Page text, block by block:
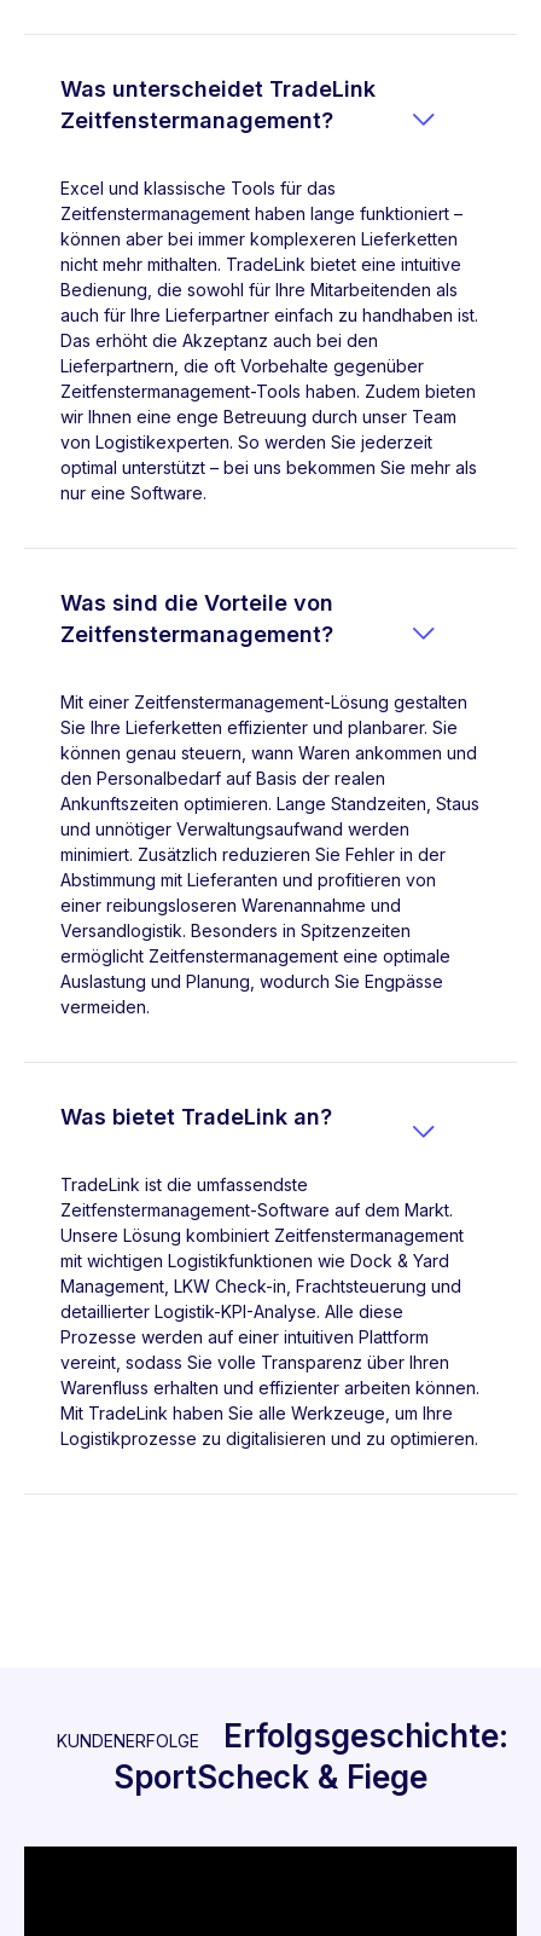
Was unterscheidet TradeLink
Zeitfenstermanagement?

Excel und klassische Tools für das
Zeitfenstermanagement haben lange funktioniert –
können aber bei immer komplexeren Lieferketten
nicht mehr mithalten. TradeLink bietet eine intuitive
Bedienung, die sowohl für Ihre Mitarbeitenden als
auch für Ihre Lieferpartner einfach zu handhaben ist.
Das erhöht die Akzeptanz auch bei den
Lieferpartnern, die oft Vorbehalte gegenüber
Zeitfenstermanagement-Tools haben. Zudem bieten
wir Ihnen eine enge Betreuung durch unser Team
von Logistikexperten. So werden Sie jederzeit
optimal unterstützt – bei uns bekommen Sie mehr als
nur eine Software.
Was sind die Vorteile von
Zeitfenstermanagement?

Mit einer Zeitfenstermanagement-Lösung gestalten
Sie Ihre Lieferketten effizienter und planbarer. Sie
können genau steuern, wann Waren ankommen und
den Personalbedarf auf Basis der realen
Ankunftszeiten optimieren. Lange Standzeiten, Staus
und unnötiger Verwaltungsaufwand werden
minimiert. Zusätzlich reduzieren Sie Fehler in der
Abstimmung mit Lieferanten und profitieren von
einer reibungsloseren Warenannahme und
Versandlogistik. Besonders in Spitzenzeiten
ermöglicht Zeitfenstermanagement eine optimale
Auslastung und Planung, wodurch Sie Engpässe
vermeiden.
Was bietet TradeLink an? 
TradeLink ist die umfassendste
Zeitfenstermanagement-Software auf dem Markt.
Unsere Lösung kombiniert Zeitfenstermanagement
mit wichtigen Logistikfunktionen wie Dock & Yard
Management, LKW Check-in, Frachtsteuerung und
detaillierter Logistik-KPI-Analyse. Alle diese
Prozesse werden auf einer intuitiven Plattform
vereint, sodass Sie volle Transparenz über Ihren
Warenfluss erhalten und effizienter arbeiten können.
Mit TradeLink haben Sie alle Werkzeuge, um Ihre
Logistikprozesse zu digitalisieren und zu optimieren.
KUNDENERFOLGE
Erfolgsgeschichte:
SportScheck & Fiege